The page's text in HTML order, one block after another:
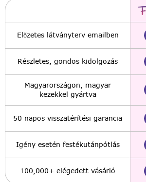
Előzetes látványterv emailben
Részletes, gondos kidolgozás
Magyarországon, magyar
kezekkel gyártva
50 napos visszatérítési garancia
Igény esetén festékutánpótlás
100,000+ elégedett vásárló